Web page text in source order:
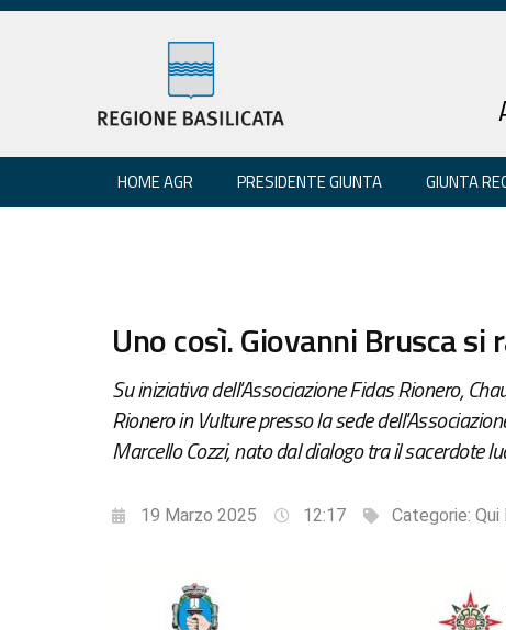
HOME AGR PRESIDENTE GIUNTA GIUNTA
Uno così. Giovanni Brusca si
Su iniziativa dell'Associazione Fidas Rionero,
Rionero in Vulture presso la sede
Marcello Cozzi, nato dal dialogo tra il sacerdote
19 Marzo 2025 12:17 Categorie: Qui